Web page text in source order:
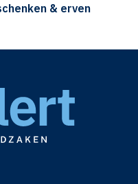
& erven